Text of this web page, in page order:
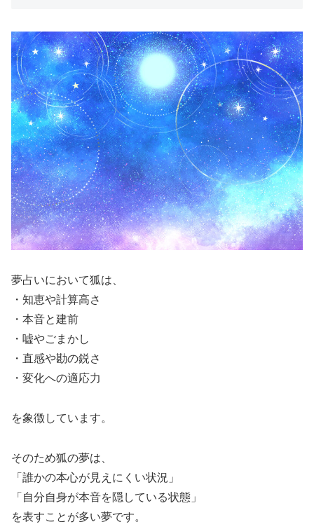
夢占いにおいて狐は、
・知恵や計算高さ
・本音と建前
・嘘やごまかし
・直感や勘の鋭さ
・変化への適応力
を象徴しています。
そのため狐の夢は、
「誰かの本心が見えにくい状況」
「自分自身が本音を隠している状態」
を表すことが多い夢です。